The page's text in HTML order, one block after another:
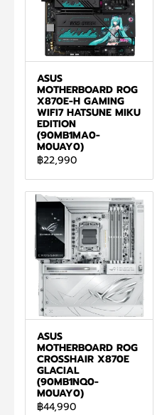
ASUS
MOTHERBOARD ROG
X870E-H GAMING
WIFI7 HATSUNE MIKU
EDITION
(90MB1MA0-
M0UAY0)
฿22,990
ASUS
MOTHERBOARD ROG
CROSSHAIR X870E
GLACIAL
(90MB1NQ0-
M0UAY0)
฿44,990